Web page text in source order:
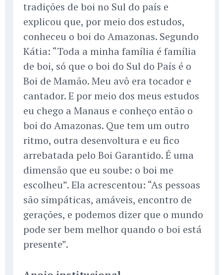
tradições de boi no Sul do país e
explicou que, por meio dos estudos,
conheceu o boi do Amazonas. Segundo
Kátia: “Toda a minha família é família
de boi, só que o boi do Sul do País é o
Boi de Mamão. Meu avô era tocador e
cantador. E por meio dos meus estudos
eu chego a Manaus e conheço então o
boi do Amazonas. Que tem um outro
ritmo, outra desenvoltura e eu fico
arrebatada pelo Boi Garantido. É uma
dimensão que eu soube: o boi me
escolheu”. Ela acrescentou: “As pessoas
são simpáticas, amáveis, encontro de
gerações, e podemos dizer que o mundo
pode ser bem melhor quando o boi está
presente”.